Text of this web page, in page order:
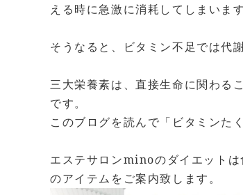
える時に急激に消耗してしまいます
そうなると、ビタミン不足では代
三大栄養素は、直接生命に関わる
です。
このブログを読んで「ビタミンた
エステサロンminoのダイエット
のアイテムをご案内致します。